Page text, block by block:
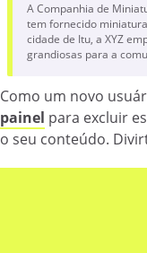
A Companhia de
tem fornecido
cidade de Itu, a XYZ
grandiosas para a
Como um novo
painel para excluir
o seu conteúdo.